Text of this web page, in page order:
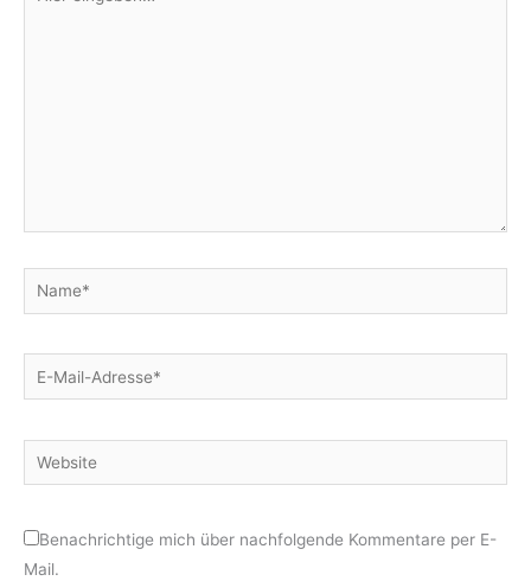
eingeben…
Name*
E-
Mail-
Website
Benachrichtige mich über nachfolgende Kommentare per E-
Mail.